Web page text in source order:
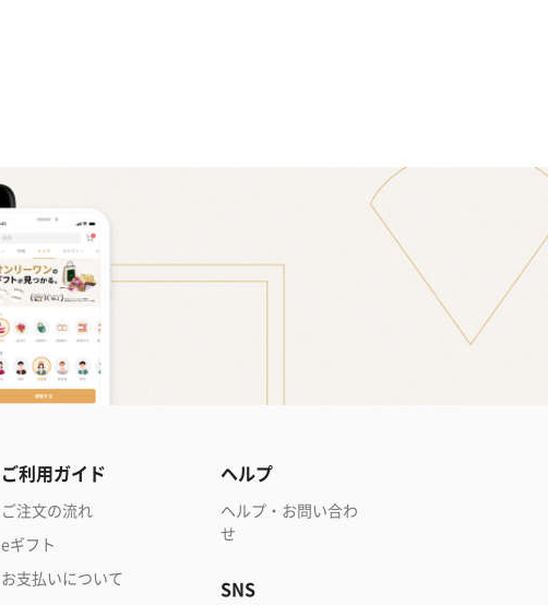
ご利用ガイド
ご注文の流れ
eギフト
お支払いについて
ヘルプ
ヘルプ・お問い合わ
せ
SNS